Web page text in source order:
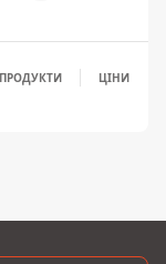
ПРОДУКТИ ЦІНИ